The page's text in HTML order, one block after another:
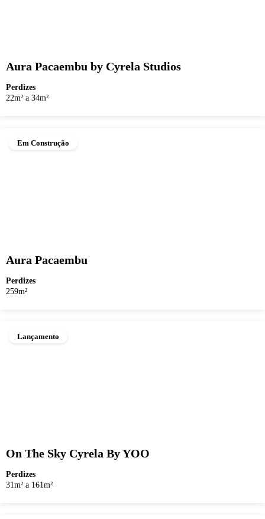
Aura Pacaembu by Cyrela Studios
Perdizes
22m² a 34m²
Em Construção
Aura Pacaembu
Perdizes
259m²
Lançamento
On The Sky Cyrela By YOO
Perdizes
31m² a 161m²